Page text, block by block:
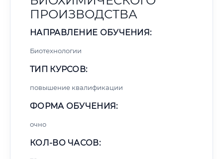
ПРОИЗВОДСТВА
НАПРАВЛЕНИЕ ОБУЧЕНИЯ:
Биотехнологии
ТИП КУРСОВ:
повышение квалификации
ФОРМА ОБУЧЕНИЯ:
очно
КОЛ-ВО ЧАСОВ: